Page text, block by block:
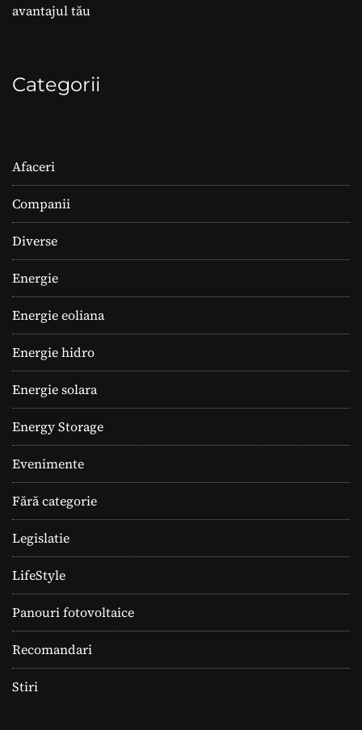
avantajul tău
Categorii
Afaceri
Companii
Diverse
Energie
Energie eoliana
Energie hidro
Energie solara
Energy Storage
Evenimente
Fără categorie
Legislatie
LifeStyle
Panouri fotovoltaice
Recomandari
Stiri